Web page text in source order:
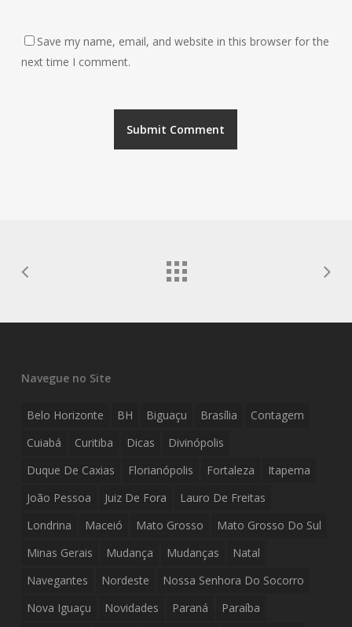
Save my name, email, and website in this browser for the
next time I comment.
Navegue no Site
Belo Horizonte BH Biguaçu Brasília
Contagem
Cuiabá
Curitiba Dicas
Divinópolis
Duque De Caxias
Florianópolis Fortaleza
Itapema
João Pessoa
Juiz De Fora
Lauro De Freitas
Londrina
Maceió Mato Grosso
Mato Grosso Do Sul
Minas Gerais
Mudança Mudanças
Natal
Navegantes
Nordeste
Nossa Senhora Do Socorro
Nova Iguaçu
Novidades Paraná
Paraíba